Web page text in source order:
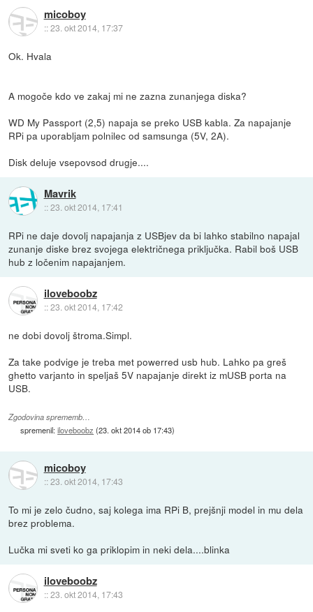
micoboy
::23. okt 2014, 17:37
Ok. Hvala
A mogoče kdo ve zakaj mi ne zazna zunanjega diska?
WD My Passport (2,5) napaja se preko USB kabla. Za napajanje
RPi pa uporabljam polnilec od samsunga (5V, 2A).
Disk deluje vsepovsod drugje....
Mavrik
::23. okt 2014, 17:41
RPi ne daje dovolj napajanja z USBjev da bi lahko stabilno napajal
zunanje diske brez svojega električnega priključka. Rabil boš USB
hub z ločenim napajanjem.
iloveboobz
::23. okt 2014, 17:42
ne dobi dovolj štroma.Simpl.
Za take podvige je treba met powerred usb hub. Lahko pa greš
ghetto varjanto in speljaš 5V napajanje direkt iz mUSB porta na
USB.
Zgodovina sprememb…
spremenil:iloveboobz (23. okt 2014 ob 17:43)
micoboy
::23. okt 2014, 17:43
To mi je zelo čudno, saj kolega ima RPi B, prejšnji model in mu dela
brez problema.
Lučka mi sveti ko ga priklopim in neki dela....blinka
iloveboobz
::23. okt 2014, 17:43